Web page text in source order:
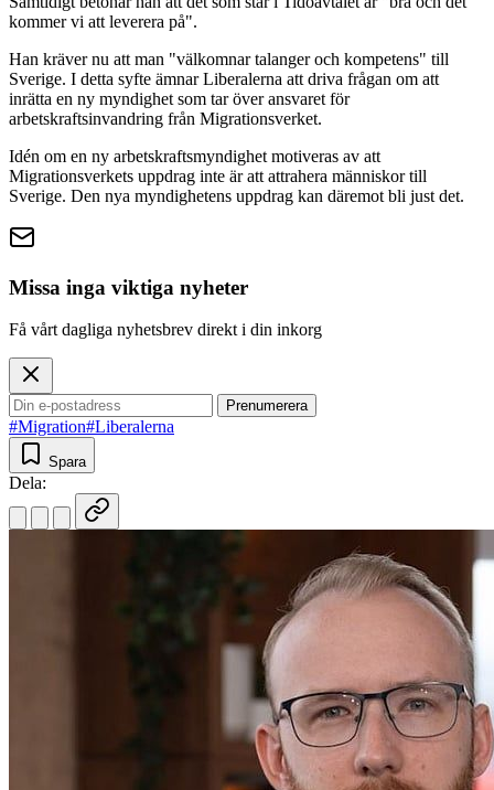
kommer vi att leverera på".
Han kräver nu att man "välkomnar talanger och kompetens" till
Sverige. I detta syfte ämnar Liberalerna att driva frågan om att
inrätta en ny myndighet som tar över ansvaret för
arbetskraftsinvandring från Migrationsverket.
Idén om en ny arbetskraftsmyndighet motiveras av att
Migrationsverkets uppdrag inte är att attrahera människor till
Sverige. Den nya myndighetens uppdrag kan däremot bli just det.
Missa inga viktiga nyheter
Få vårt dagliga nyhetsbrev direkt i din inkorg
Prenumerera
#Migration#Liberalerna
Spara
Dela: